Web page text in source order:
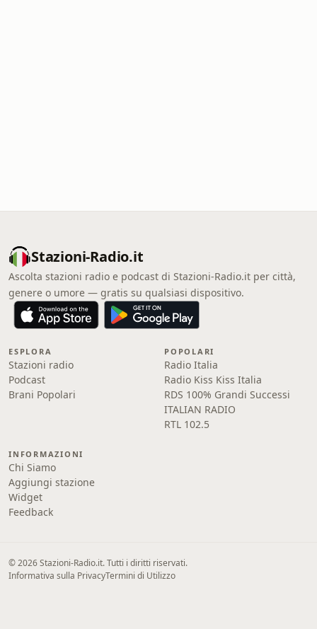
Stazioni-Radio.it
Ascolta stazioni radio e podcast di Stazioni-Radio.it per città,
genere o umore — gratis su qualsiasi dispositivo.
ESPLORA
Stazioni radio
Podcast
Brani Popolari
POPOLARI
Radio Italia
Radio Kiss Kiss Italia
RDS 100% Grandi Successi
ITALIAN RADIO
RTL 102.5
INFORMAZIONI
Chi Siamo
Aggiungi stazione
Widget
Feedback
© 2026 Stazioni-Radio.it. Tutti i diritti riservati.
Informativa sulla PrivacyTermini di Utilizzo